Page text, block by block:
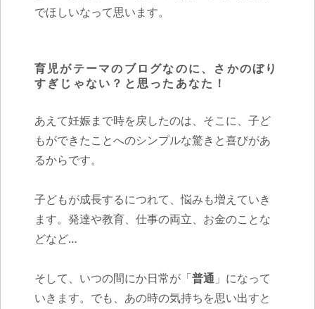
でほしいなって思います。
育児がテーマのブログなのに、さかのぼり
すぎじゃない？と思ったあなた！
あえて妊娠まで時を戻したのは、そこに、子ど
もができたことへのシンプルな驚きと喜びがあ
るからです。
子どもが成長するにつれて、悩みも増えていき
ます。発達や教育、仕事の両立、お金のことな
どなど…
そして、いつの間にか日常が「普通 」になって
いきます。でも、あの時の気持ちを思い出すと